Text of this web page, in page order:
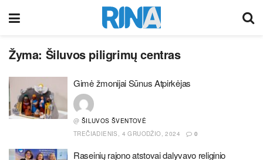
Žyma: Šiluvos piligrimų centras
Gimė žmonijai Sūnus Atpirkėjas
@ ŠILUVOS ŠVENTOVĖ
TREČIADIENIS, 4 GRUODŽIO, 2024
0
Raseinių rajono atstovai dalyvavo religinio